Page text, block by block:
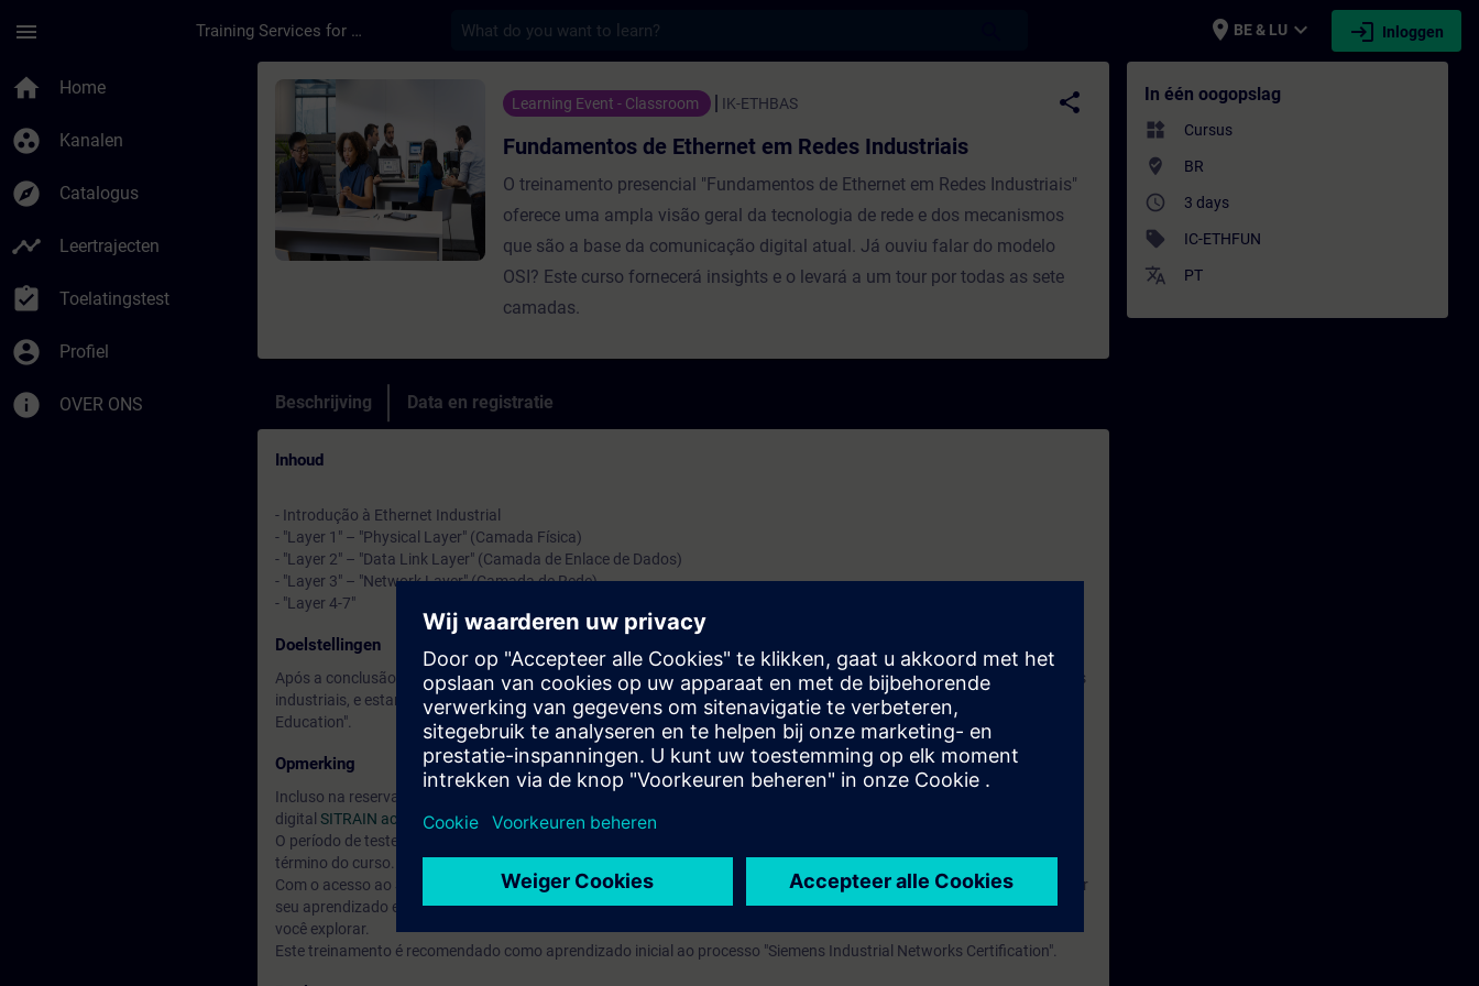
menu Training Services for Digital Industries place BE & LU expand_more login Inloggen
home Home
group_work Kanalen
explore Catalogus
timeline Leertrajecten
assignment_turned_in Toelatingstest
account_circle Profiel
info OVER ONS
Cursus - Fundamentos de Ethernet em Redes Industriais - Training - Opleiding - Bijscholing | SITRAIN
Learning Event - Classroom IK-ETHBAS
share
Fundamentos de Ethernet em Redes Industriais
O treinamento presencial "Fundamentos de Ethernet em Redes Industriais"
oferece uma ampla visão geral da tecnologia de rede e dos mecanismos
que são a base da comunicação digital atual. Já ouviu falar do modelo
OSI? Este curso fornecerá insights e o levará a um tour por todas as sete
camadas.
Beschrijving Data en registratie
Inhoud
- Introdução à Ethernet Industrial
- "Layer 1" – "Physical Layer" (Camada Física)
- "Layer 2" – "Data Link Layer" (Camada de Enlace de Dados)
- "Layer 3" – "Network Layer" (Camada de Rede)
- "Layer 4-7"
Doelstellingen
Após a conclusão, os participantes adquirirão um conhecimento fundamental de redes e suas aplicações em ambientes
industriais, e estarão preparados para os treinamentos de certificação do programa "Siemens Industrial Networks
Education".
Opmerking
Incluso na reserva do seu curso, você recebe uma conta de teste gratuito para acessar a Plataforma de Aprendizagem
digital SITRAIN access.
O período de teste inicia 7 dias antes do inicio do treinamento confirmado e termina automaticamente 14 dias após o
término do curso.
Com o acesso ao SITRAIN access, você pode aprofundar o conteúdo deste treinamento presencial, bem como continuar
seu aprendizado em outros tópicos de interesse. A plataforma conta com mais de 500 treinamentos disponíveis para
você explorar.
Este treinamento é recomendado como aprendizado inicial ao processo "Siemens Industrial Networks Certification".
In één oogopslag
widgets Cursus
where_to_vote BR
access_time 3 days
sell IC-ETHFUN
translate PT